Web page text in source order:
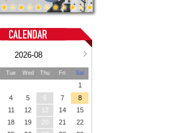
2026-08
Tue Wed Thu Fri Sat
1
4 5 6 7
8
11 12 13 14
15
18 19 20 21
22